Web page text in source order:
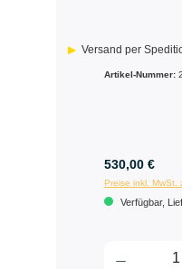
Versand per
Artikel-Nummer:
530,00 €
Preise inkl. MwSt.
Verfügbar,